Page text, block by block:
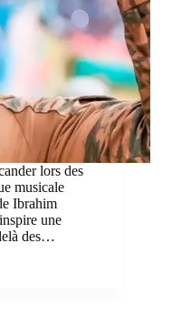
lors des
musicale
Ibrahim
une
des…